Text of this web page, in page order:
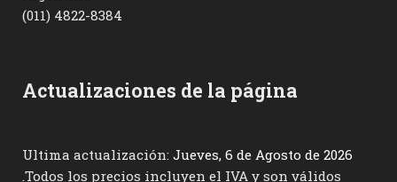
(011) 4822-8384
Actualizaciones de la página
Ultima actualización: Jueves, 6 de Agosto de 2026
.Todos los precios incluyen el IVA y son válidos